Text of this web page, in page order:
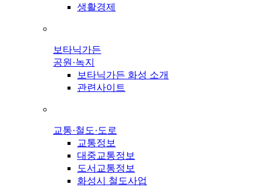
생활경제
보타닉가든
공원·녹지
보타닉가든 화성 소개
관련사이트
교통·철도·도로
교통정보
대중교통정보
도서교통정보
화성시 철도사업